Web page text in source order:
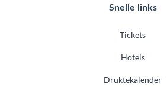
Snelle links
Tickets
Hotels
Druktekalender